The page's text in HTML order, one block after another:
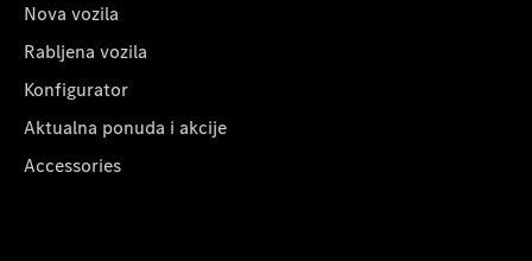
Nova vozila
Rabljena vozila
Konfigurator
Aktualna ponuda i akcije
Accessories